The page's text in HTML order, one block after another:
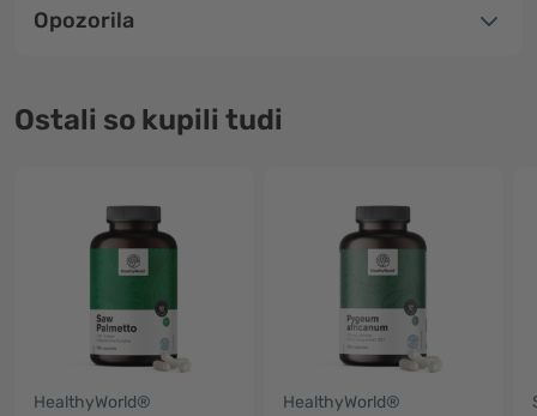
Opozorila
Ostali so kupili tudi
HealthyWorld® HealthyWorld®